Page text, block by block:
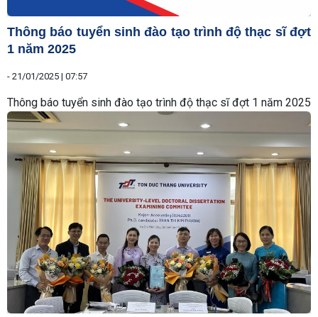
Thông báo tuyển sinh đào tạo trình độ thạc sĩ đợt
1 năm 2025
- 21/01/2025 | 07:57
Thông báo tuyển sinh đào tạo trình độ thạc sĩ đợt 1 năm 2025